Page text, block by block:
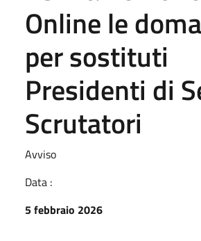
Online le
per sostituti
Presidenti di
Scrutatori
Avviso
Data :
5 febbraio 2026